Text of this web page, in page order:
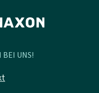
BEI UNS!